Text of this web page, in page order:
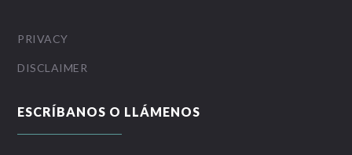
PRIVACY
DISCLAIMER
ESCRÍBANOS O LLÁMENOS